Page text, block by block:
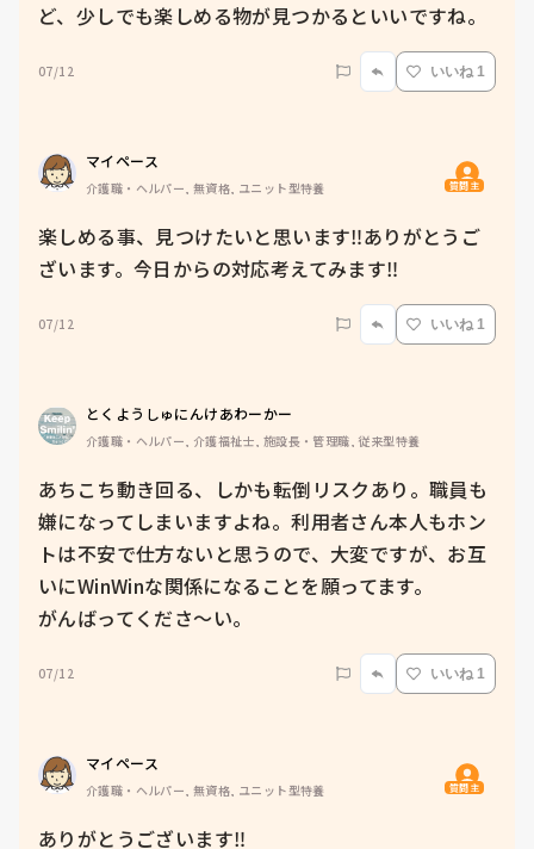
ど、少しでも楽しめる物が見つかるといいですね。
07/12 いいね 1
マイペース
介護職・ヘルパー, 無資格, ユニット型特養 質問主
楽しめる事、見つけたいと思います‼️ありがとうご
ざいます。今日からの対応考えてみます‼️
07/12 いいね 1
とくようしゅにんけあわーかー
介護職・ヘルパー, 介護福祉士, 施設長・管理職, 従来型特養
あちこち動き回る、しかも転倒リスクあり。職員も
嫌になってしまいますよね。利用者さん本人もホン
トは不安で仕方ないと思うので、大変ですが、お互
いにWinWinな関係になることを願ってます。
がんばってくださ〜い。
07/12 いいね 1
マイペース
介護職・ヘルパー, 無資格, ユニット型特養 質問主
ありがとうございます‼️